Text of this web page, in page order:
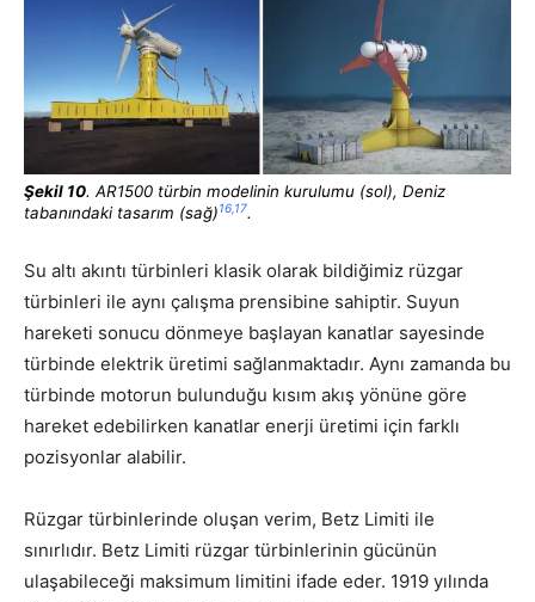
Şekil 10. AR1500 türbin modelinin kurulumu (sol), Deniz
tabanındaki tasarım (sağ)16,17.
Su altı akıntı türbinleri klasik olarak bildiğimiz rüzgar
türbinleri ile aynı çalışma prensibine sahiptir. Suyun
hareketi sonucu dönmeye başlayan kanatlar sayesinde
türbinde elektrik üretimi sağlanmaktadır. Aynı zamanda bu
türbinde motorun bulunduğu kısım akış yönüne göre
hareket edebilirken kanatlar enerji üretimi için farklı
pozisyonlar alabilir.
Rüzgar türbinlerinde oluşan verim, Betz Limiti ile
sınırlıdır. Betz Limiti rüzgar türbinlerinin gücünün
ulaşabileceği maksimum limitini ifade eder. 1919 yılında